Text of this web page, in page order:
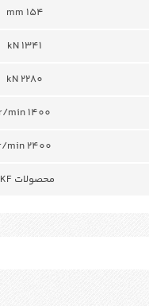
154 mm
1341 kN
2280 kN
r/min 1400
min 2400
محصولات SKF